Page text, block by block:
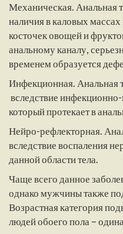
Механическая. Анальная
наличия в каловых
косточек овощей и
анальному каналу,
временем образуется
Инфекционная. Анальная
вследствие
который протекает в
Нейро-рефлекторная.
вследствие воспаления
данной области тела.
Чаще всего данное
однако мужчины также
Возрастная категория
людей обоего пола –